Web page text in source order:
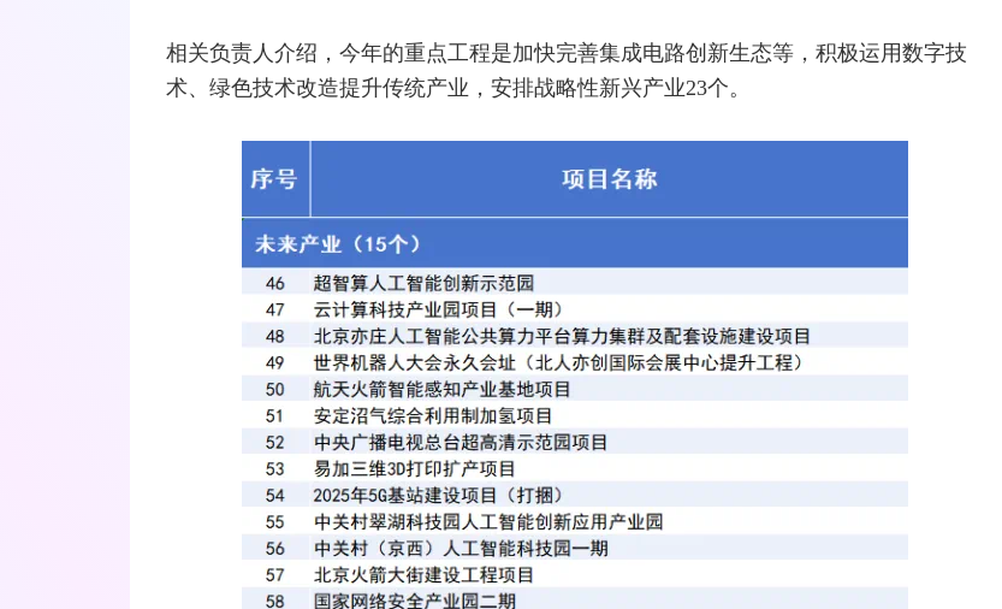
相关负责人介绍，今年的重点工程是加快完善集成电路创新生态等，积极运用数字技
术、绿色技术改造提升传统产业，安排战略性新兴产业23个。